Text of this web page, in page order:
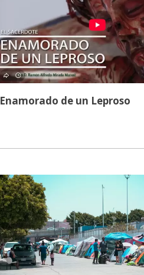
Enamorado de un Leproso